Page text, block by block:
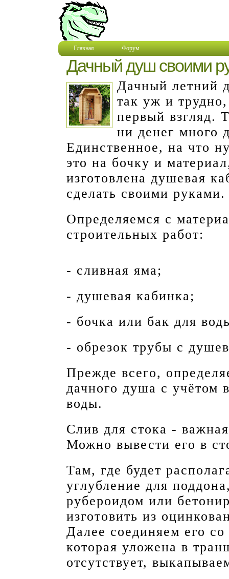
Главная Форум
Дачный душ своими
Дачный летний
так уж и
первый взгляд.
ни денег много
Единственное, на что
это на бочку и
изготовлена душевая
сделать своими руками.
Определяемся с
строительных работ:
- сливная яма;
- душевая кабинка;
- бочка или бак для
- обрезок трубы с
Прежде всего,
дачного душа с учётом
воды.
Слив для стока -
Можно вывести его в
Там, где будет
углубление для
рубероидом или
изготовить из
Далее соединяем его
которая уложена в
отсутствует,